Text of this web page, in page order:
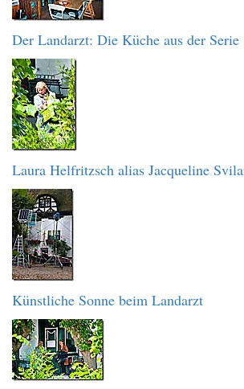
Der Landarzt: Die Küche aus der Serie
Laura Helfritzsch alias Jacqueline
Künstliche Sonne beim Landarzt